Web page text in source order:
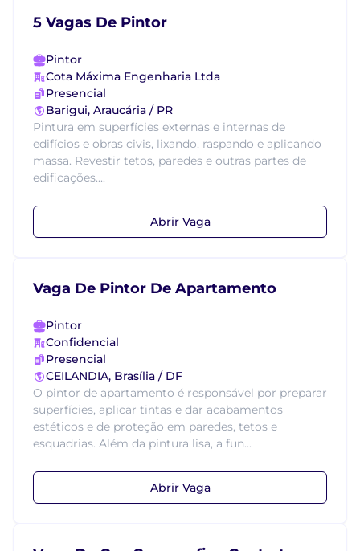
5 Vagas De Pintor
Pintor
Cota Máxima Engenharia Ltda
Presencial
Barigui, Araucária / PR
Pintura em superfícies externas e internas de
edifícios e obras civis, lixando, raspando e aplicando
massa. Revestir tetos, paredes e outras partes de
edificações....
Abrir Vaga
Vaga De Pintor De Apartamento
Pintor
Confidencial
Presencial
CEILANDIA, Brasília / DF
O pintor de apartamento é responsável por preparar
superfícies, aplicar tintas e dar acabamentos
estéticos e de proteção em paredes, tetos e
esquadrias. Além da pintura lisa, a fun...
Abrir Vaga